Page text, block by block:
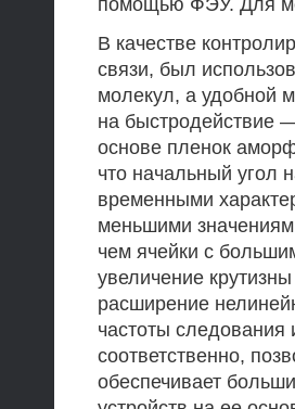
помощью ФЭУ. Для
В качестве
связи, был
молекул, а удобной
на быстродействие
основе пленок
что начальный угол
временными
меньшими
чем ячейки с
увеличение
расширение
частоты
соответственно,
обеспечивает